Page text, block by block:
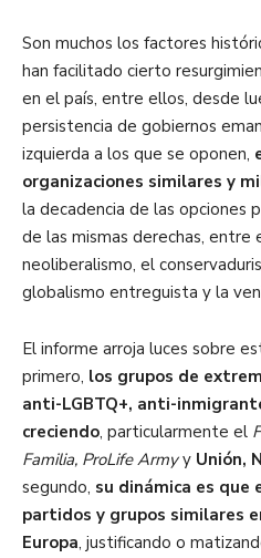
Son muchos los factores
han facilitado cierto
en el país, entre ellos, desde
persistencia de gobiernos
izquierda a los que se oponen,
organizaciones similares y
la decadencia de las opciones
de las mismas derechas, entre
neoliberalismo, el
globalismo entreguista y la
El informe arroja luces sobre
primero, los grupos de
anti-LGBTQ+, anti-
creciendo, particularmente el
Familia, ProLife Armyy Unión,
segundo, su dinámica es que
partidos y grupos similares
Europa, justificando o